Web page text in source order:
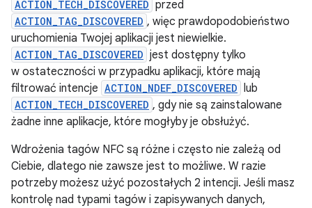
ACTION_TECH_DISCOVERED przed
ACTION_TAG_DISCOVERED , więc prawdopodobieństwo
uruchomienia Twojej aplikacji jest niewielkie.
ACTION_TAG_DISCOVERED jest dostępny tylko
w ostateczności w przypadku aplikacji, które mają
filtrować intencje ACTION_NDEF_DISCOVERED lub
ACTION_TECH_DISCOVERED , gdy nie są zainstalowane
żadne inne aplikacje, które mogłyby je obsłużyć.
Wdrożenia tagów NFC są różne i często nie zależą od
Ciebie, dlatego nie zawsze jest to możliwe. W razie
potrzeby możesz użyć pozostałych 2 intencji. Jeśli masz
kontrolę nad typami tagów i zapisywanych danych,